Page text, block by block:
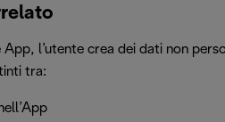
App, l’utente crea dei dati non
tra: